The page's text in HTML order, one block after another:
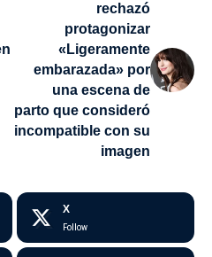
rechazó
protagonizar
«Ligeramente
embarazada» por
una escena de
parto que consideró
incompatible con su
imagen
X
Follow